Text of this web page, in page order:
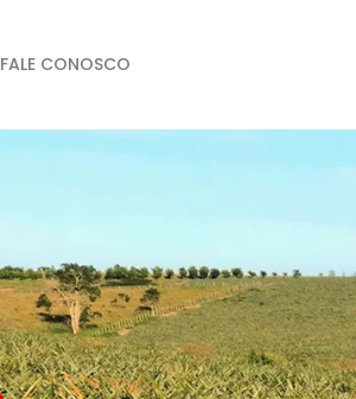
FALE CONOSCO